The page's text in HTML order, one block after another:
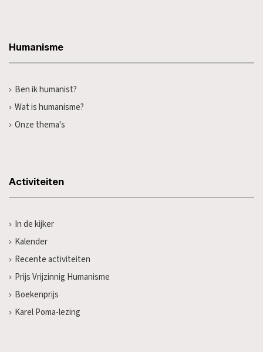
Humanisme
Ben ik humanist?
Wat is humanisme?
Onze thema's
Activiteiten
In de kijker
Kalender
Recente activiteiten
Prijs Vrijzinnig Humanisme
Boekenprijs
Karel Poma-lezing